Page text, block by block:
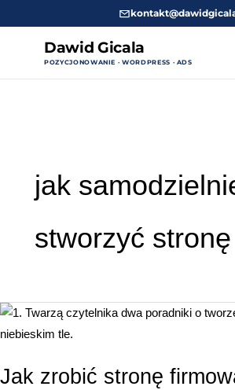
Dawid Gicala
POZYCJONOWANIE · WORDPRESS · ADS
jak
stworzyć
Jak zrobić stronę